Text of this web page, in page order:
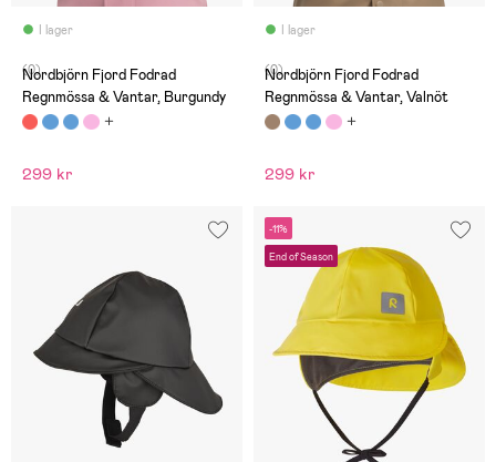
I lager
(0)
Nordbjörn Fjord Fodrad
Regnmössa & Vantar, Burgundy
299 kr
I lager
(0)
Nordbjörn Fjord Fodrad
Regnmössa & Vantar, Valnöt
299 kr
-11%
End of Season